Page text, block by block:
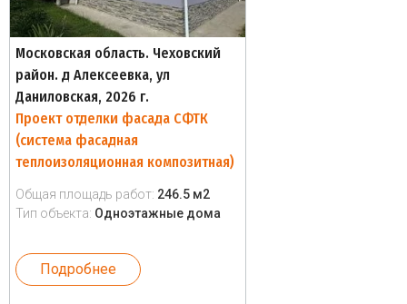
Московская область. Чеховский
район. д Алексеевка, ул
Даниловская, 2026 г.
Проект отделки фасада СФТК
(система фасадная
теплоизоляционная композитная)
Общая площадь работ: 246.5 м2
Тип объекта: Одноэтажные дома
Подробнее